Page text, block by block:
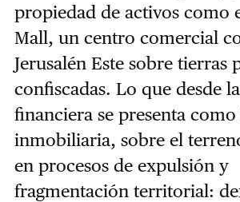
propiedad de activos como
Mall, un centro comercial
Jerusalén Este sobre tierras
confiscadas. Lo que desde
financiera se presenta
inmobiliaria, sobre el
en procesos de expulsión y
fragmentación territorial: